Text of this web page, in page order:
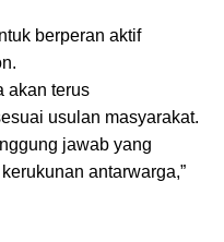
berperan aktif
akan terus
usulan masyarakat.
jawab yang
antarwarga,”